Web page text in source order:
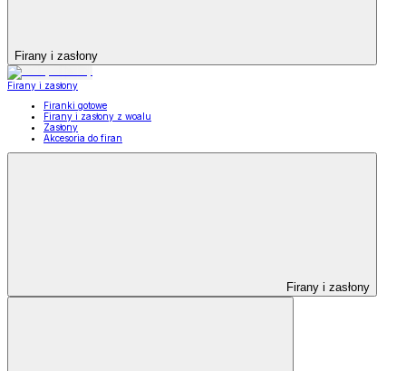
Firany i zasłony
Firany i zasłony
Firanki gotowe
Firany i zasłony z woalu
Zasłony
Akcesoria do firan
Firany i zasłony